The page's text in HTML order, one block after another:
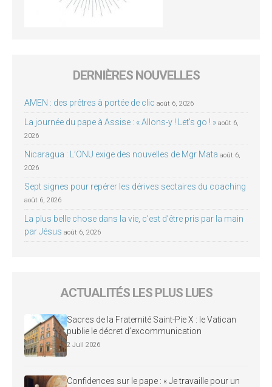
DERNIÈRES NOUVELLES
AMEN : des prêtres à portée de clic août 6, 2026
La journée du pape à Assise : « Allons-y ! Let’s go ! » août 6,
2026
Nicaragua : L’ONU exige des nouvelles de Mgr Mata août 6,
2026
Sept signes pour repérer les dérives sectaires du coaching
août 6, 2026
La plus belle chose dans la vie, c’est d’être pris par la main
par Jésus août 6, 2026
ACTUALITÉS LES PLUS LUES
Sacres de la Fraternité Saint-Pie X : le Vatican
publie le décret d’excommunication
2 Juil 2026
Confidences sur le pape : « Je travaille pour un